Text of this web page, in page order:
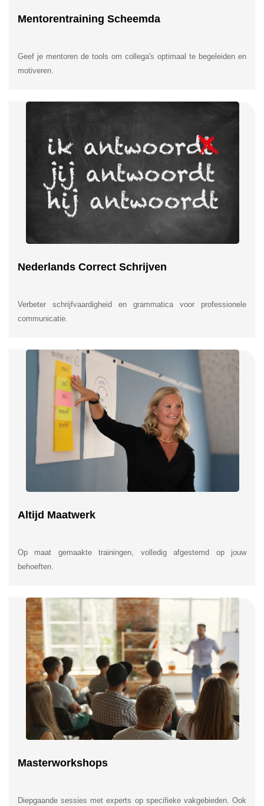
Mentorentraining Scheemda
Geef je mentoren de tools om collega's optimaal te begeleiden en
motiveren.
Nederlands Correct Schrijven
Verbeter schrijfvaardigheid en grammatica voor professionele
communicatie.
Altijd Maatwerk
Op maat gemaakte trainingen, volledig afgestemd op jouw
behoeften.
Masterworkshops
Diepgaande sessies met experts op specifieke vakgebieden. Ook